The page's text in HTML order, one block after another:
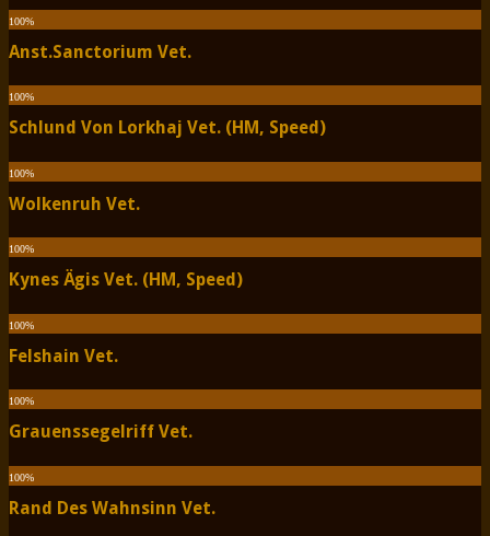
100%
Anst.Sanctorium Vet.
100%
Schlund Von Lorkhaj Vet. (HM, Speed)
100%
Wolkenruh Vet.
100%
Kynes Ägis Vet. (HM, Speed)
100%
Felshain Vet.
100%
Grauenssegelriff Vet.
100%
Rand Des Wahnsinn Vet.